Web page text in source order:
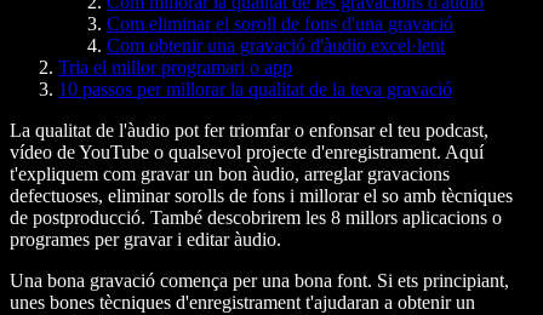
Com eliminar el soroll de fons d'una gravació
Com obtenir una gravació d'àudio excel·lent
Tria el millor programari o app
10 passos per millorar la qualitat de la teva gravació
La qualitat de l'àudio pot fer triomfar o enfonsar el teu podcast,
vídeo de YouTube o qualsevol projecte d'enregistrament. Aquí
t'expliquem com gravar un bon àudio, arreglar gravacions
defectuoses, eliminar sorolls de fons i millorar el so amb tècniques
de postproducció. També descobrirem les 8 millors aplicacions o
programes per gravar i editar àudio.
Una bona gravació comença per una bona font. Si ets principiant,
unes bones tècniques d'enregistrament t'ajudaran a obtenir un